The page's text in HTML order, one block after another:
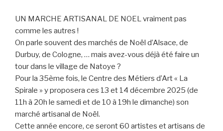
UN MARCHE ARTISANAL DE NOEL vraiment pas
comme les autres !
On parle souvent des marchés de Noël d’Alsace, de
Durbuy, de Cologne, … mais avez-vous déjà été faire un
tour dans le village de Natoye ?
Pour la 35ème fois, le Centre des Métiers d’Art « La
Spirale » y proposera ces 13 et 14 décembre 2025 (de
11h à 20h le samedi et de 10 à 19h le dimanche) son
marché artisanal de Noël.
Cette année encore, ce seront 60 artistes et artisans de